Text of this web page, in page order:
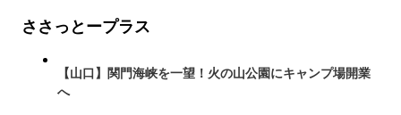
ささっとープラス
【山口】関門海峡を一望！火の山公園にキャンプ場開業
へ